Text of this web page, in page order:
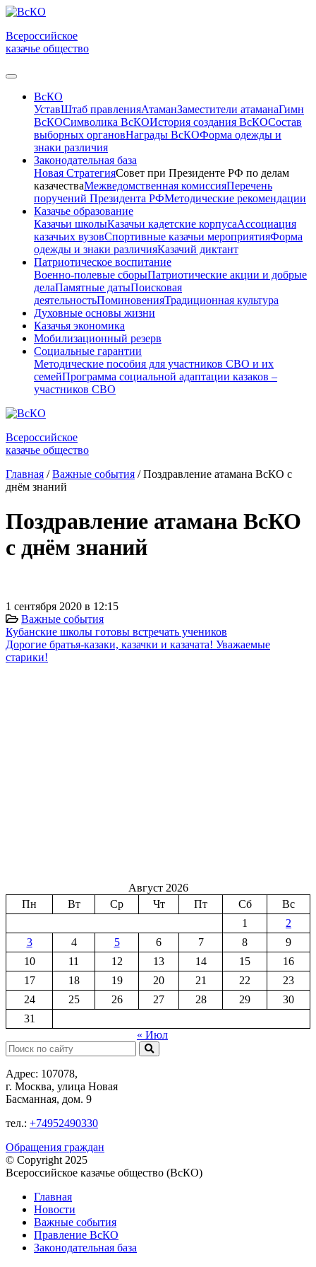
Всероссийское
казачье общество
ВсКО
УставШтаб правленияАтаманЗаместители атаманаГимн
ВсКОСимволика ВсКОИстория создания ВсКОСостав
выборных органовНаграды ВсКОФорма одежды и
знаки различия
Законодательная база
Новая СтратегияСовет при Президенте РФ по делам
казачестваМежведомственная комиссияПеречень
поручений Президента РФМетодические рекомендации
Казачье образование
Казачьи школыКазачьи кадетские корпусаАссоциация
казачьих вузовСпортивные казачьи мероприятияФорма
одежды и знаки различияКазачий диктант
Патриотическое воспитание
Военно-полевые сборыПатриотические акции и добрые
делаПамятные датыПоисковая
деятельностьПоминовенияТрадиционная культура
Духовные основы жизни
Казачья экономика
Мобилизационный резерв
Социальные гарантии
Методические пособия для участников СВО и их
семейПрограмма социальной адаптации казаков –
участников СВО
Всероссийское
казачье общество
Главная / Важные события / Поздравление атамана ВсКО с
днём знаний
Поздравление атамана ВсКО
с днём знаний
1 сентября 2020 в 12:15
Важные события
Кубанские школы готовы встречать учеников
Дорогие братья-казаки, казачки и казачата! Уважаемые
старики!
Август 2026
Пн
Вт Ср Чт Пт Сб
Вс
1
2
3
4 5 6 7 8
9
10
11 12 13 14 15
16
17
18 19 20 21 22
23
24
25 26 27 28 29
30
31
« Июл
Поиск:
Адрес: 107078,
г. Москва, улица Новая
Басманная, дом. 9
тел.: +74952490330
Обращения граждан
© Copyright 2025
Всероссийское казачье общество (ВсКО)
Главная
Новости
Важные события
Правление ВсКО
Законодательная база